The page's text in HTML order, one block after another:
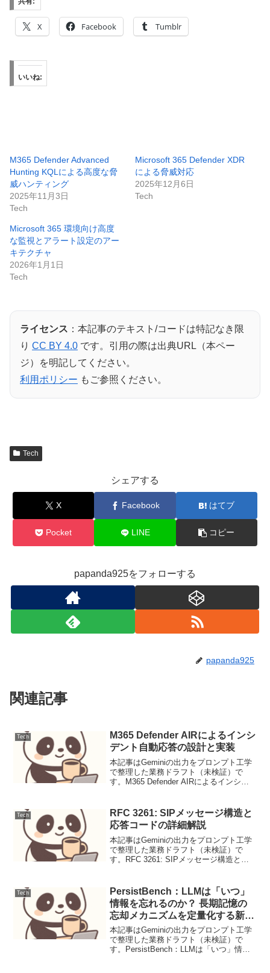
X Facebook Tumblr
いいね:
M365 Defender Advanced
Hunting KQLによる高度な脅
威ハンティング
2025年11月3日
Tech
Microsoft 365 Defender XDR
による脅威対応
2025年12月6日
Tech
Microsoft 365 環境向け高度
な監視とアラート設定のアー
キテクチャ
2026年1月1日
Tech
ライセンス ：本記事のテキスト/コードは特記なき限
り CC BY 4.0 です。引用の際は出典URL（本ペー
ジ）を明記してください。
利用ポリシー もご参照ください。
Tech
シェアする
X Facebook はてブ
Pocket LINE コピー
papanda925をフォローする
papanda925
関連記事
Tech
M365 Defender AIRによるインシ
デント自動応答の設計と実装
本記事はGeminiの出力をプロンプト工学
で整理した業務ドラフト（未検証）で
す。M365 Defender AIRによるインシデ
（Automated I...
Tech
RFC 3261: SIPメッセージ構造と
応答コードの詳細解説
本記事はGeminiの出力をプロンプト工学
で整理した業務ドラフト（未検証）で
す。RFC 3261: SIPメッセージ構造と応
のマルチ...
Tech
PersistBench：LLMは「いつ」
情報を忘れるのか？ 長期記憶の
忘却メカニズムを定量化する新ベ
ンチマーク
本記事はGeminiの出力をプロンプト工学
で整理した業務ドラフト（未検証）で
す。PersistBench：LLMは「いつ」情報